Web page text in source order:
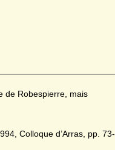
de Robespierre, mais
Colloque d’Arras, pp. 73-